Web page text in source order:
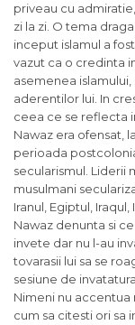
priveau cu
zi la zi. O tema
inceput islamul a
vazut ca o credinta
asemenea
aderentilor lui. In
ceea ce se reflecta
Nawaz era ofensat,
perioada
secularismul. Liderii
musulmani
Iranul, Egiptul, Iraqul,
Nawaz denunta si
invete dar nu l-au
tovarasii lui sa se
sesiune de
Nimeni nu accentua
cum sa citesti ori sa